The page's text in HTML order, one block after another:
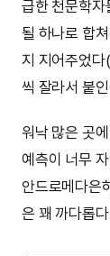
급한 천문학
될 하나로 합
지 지어주었
씩 잘라서 붙
워낙 많은 곳
예측이 너무
안드로메다은
은 꽤 까다롭